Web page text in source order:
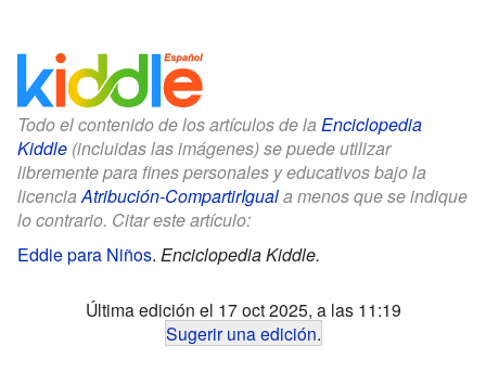
Todo el contenido de los artículos de la Enciclopedia
Kiddle (incluidas las imágenes) se puede utilizar
libremente para fines personales y educativos bajo la
licenciaAtribución-CompartirIguala menos que se indique
lo contrario. Citar este artículo:
Eddie para Niños. Enciclopedia Kiddle.
Última edición el 17 oct 2025, a las 11:19
Sugerir una edición.